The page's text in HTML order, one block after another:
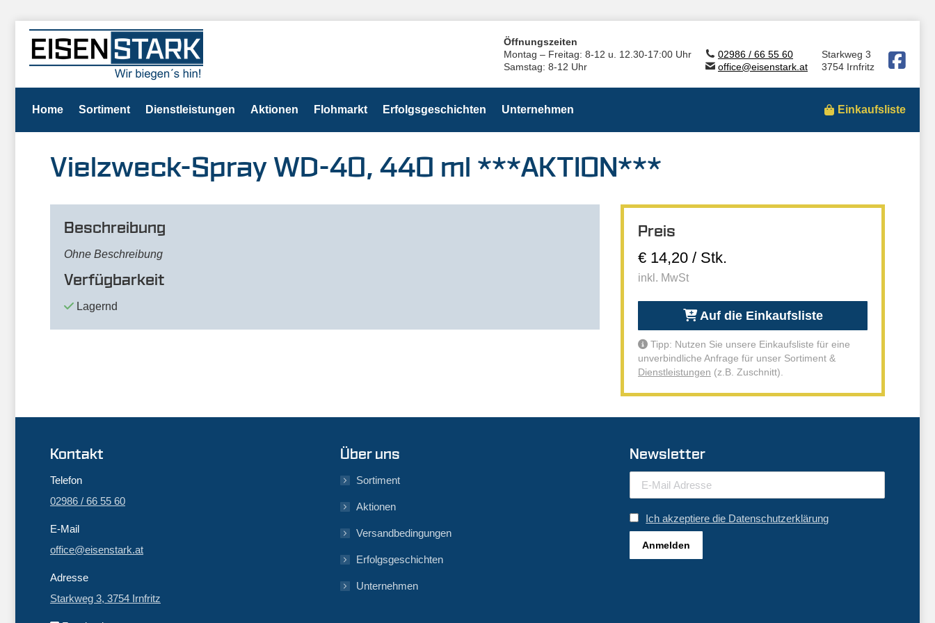
Öffnungszeiten
Montag – Freitag: 8-12 u. 12.30-17:00 Uhr
Samstag: 8-12 Uhr
02986 / 66 55 60
office@eisenstark.at
Starkweg 3
3754 Irnfritz
Home Sortiment Dienstleistungen Aktionen Flohmarkt Erfolgsgeschichten Unternehmen Einkaufsliste
Vielzweck-Spray WD-40, 440 ml ***AKTION***
Beschreibung
Ohne Beschreibung
Verfügbarkeit
Lagernd
Preis
€ 14,20 / Stk.
inkl. MwSt
Auf die Einkaufsliste
Tipp: Nutzen Sie unsere Einkaufsliste für eine
unverbindliche Anfrage für unser Sortiment &
Dienstleistungen (z.B. Zuschnitt).
Kontakt
Telefon
02986 / 66 55 60
E-Mail
office@eisenstark.at
Adresse
Starkweg 3, 3754 Irnfritz
Über uns
Sortiment
Aktionen
Versandbedingungen
Erfolgsgeschichten
Unternehmen
Newsletter
Ich akzeptiere die Datenschutzerklärung